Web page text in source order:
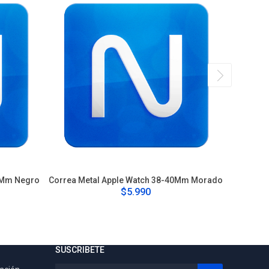
Negro Correa Metal Apple Watch 38-40Mm Morado
$5.990
SUSCRIBETE